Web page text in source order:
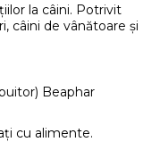
la câini. Potrivit
câini de vânătoare și
Beaphar
cu alimente.